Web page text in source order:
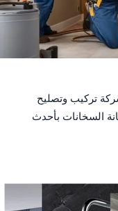
تركيب وتصليح
السخانات بأحدث